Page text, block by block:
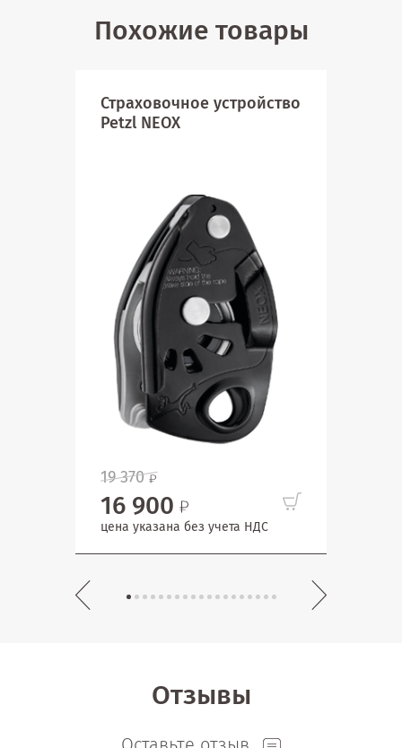
Похожие товары
Страховочное устройство
Petzl NEOX
19 370
16 900
цена указана без учета НДС
Отзывы